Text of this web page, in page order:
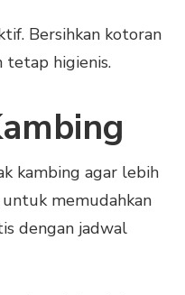
Bersihkan kotoran
tetap higienis.
kambing agar lebih
memudahkan
dengan jadwal